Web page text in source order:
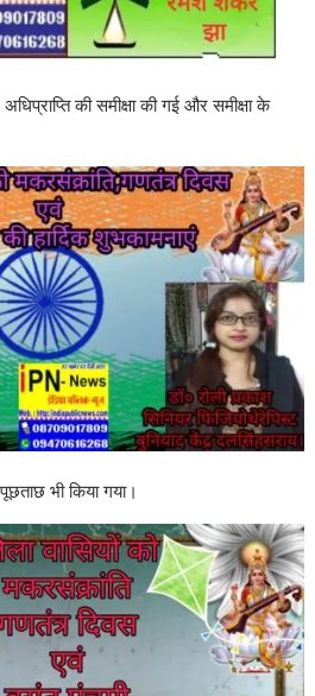
की समीक्षा की गई और समीक्षा के
भी किया गया।